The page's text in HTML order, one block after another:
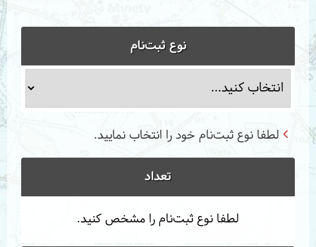
نوع ثبت‌نام
لطفا نوع ثبت‌نام خود را انتخاب نمایید.
تعداد
لطفا نوع ثبت‌نام را مشخص کنید.